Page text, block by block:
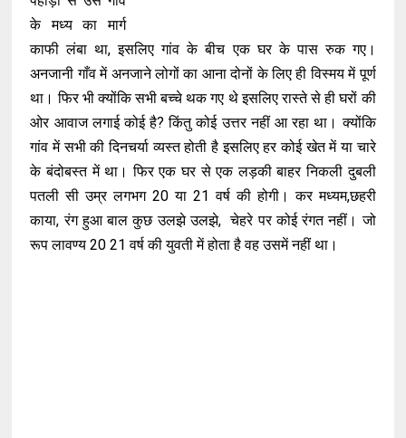
के मध्य का मार्ग
काफी लंबा था, इसलिए गांव के बीच एक घर के पास रुक गए।
अनजानी गाँव में अनजाने लोगों का आना दोनों के लिए ही विस्मय में पूर्ण
था। फिर भी क्योंकि सभी बच्चे थक गए थे इसलिए रास्ते से ही घरों की
ओर आवाज लगाई कोई है? किंतु कोई उत्तर नहीं आ रहा था। क्योंकि
गांव में सभी की दिनचर्या व्यस्त होती है इसलिए हर कोई खेत में या चारे
के बंदोबस्त में था। फिर एक घर से एक लड़की बाहर निकली दुबली
पतली सी उम्र लगभग 20 या 21 वर्ष की होगी। कर मध्यम,छहरी
काया, रंग हुआ बाल कुछ उलझे उलझे, चेहरे पर कोई रंगत नहीं। जो
रूप लावण्य 20 21 वर्ष की युवती में होता है वह उसमें नहीं था।